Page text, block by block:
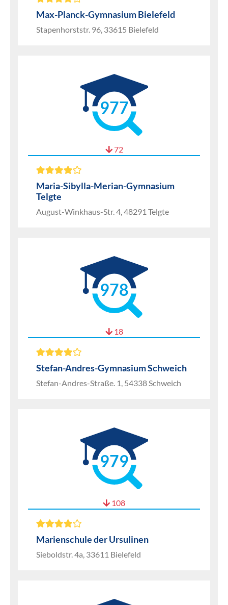
Max-Planck-Gymnasium Bielefeld
Stapenhorststr. 96, 33615 Bielefeld
977
72
Maria-Sibylla-Merian-Gymnasium
Telgte
August-Winkhaus-Str. 4, 48291 Telgte
978
18
Stefan-Andres-Gymnasium Schweich
Stefan-Andres-Straße. 1, 54338 Schweich
979
108
Marienschule der Ursulinen
Sieboldstr. 4a, 33611 Bielefeld